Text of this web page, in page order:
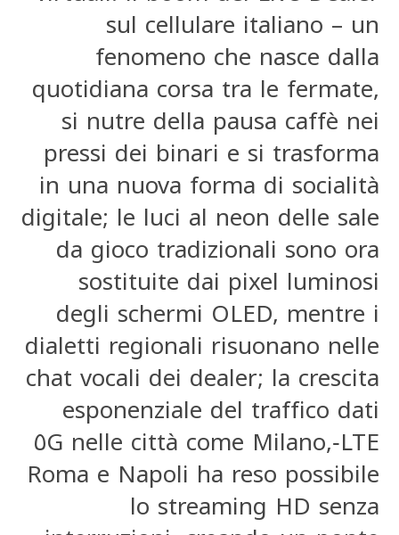
sul cellulare italiano – un
fenomeno che nasce dalla
quotidiana corsa tra le fermate,
si nutre della pausa caffè nei
pressi dei binari e si trasforma
in una nuova forma di socialità
digitale; le luci al neon delle sale
da gioco tradizionali sono ora
sostituite dai pixel luminosi
degli schermi OLED, mentre i
dialetti regionali risuonano nelle
chat vocali dei dealer; la crescita
esponenziale del traffico dati
LTE‑٥G nelle città come Milano,
Roma e Napoli ha reso possibile
lo streaming HD senza